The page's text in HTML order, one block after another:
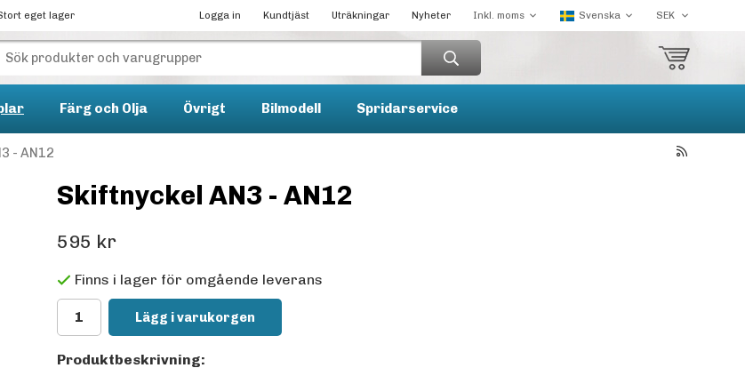
eget lager Logga in Kundtjäst Uträkningar Nyheter
Färg och Olja Övrigt Bilmodell Spridarservice
- AN12
Skiftnyckel AN3 - AN12
595 kr
Finns i lager för omgående leverans
Lägg i varukorgen
Produktbeskrivning: